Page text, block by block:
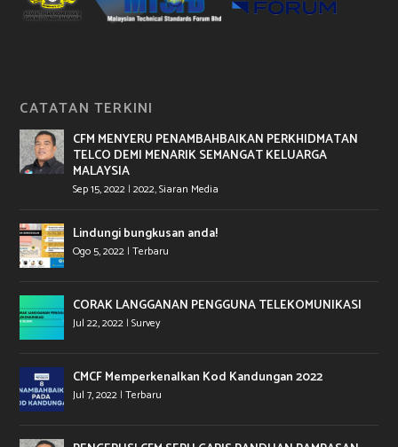
CATATAN TERKINI
CFM MENYERU PENAMBAHBAIKAN PERKHIDMATAN
TELCO DEMI MENARIK SEMANGAT KELUARGA
MALAYSIA
Sep 15, 2022 |2022,Siaran Media
Lindungi bungkusan anda!
Ogo 5, 2022 |Terbaru
CORAK LANGGANAN PENGGUNA TELEKOMUNIKASI
Jul 22, 2022 |Survey
CMCF Memperkenalkan Kod Kandungan 2022
Jul 7, 2022 |Terbaru